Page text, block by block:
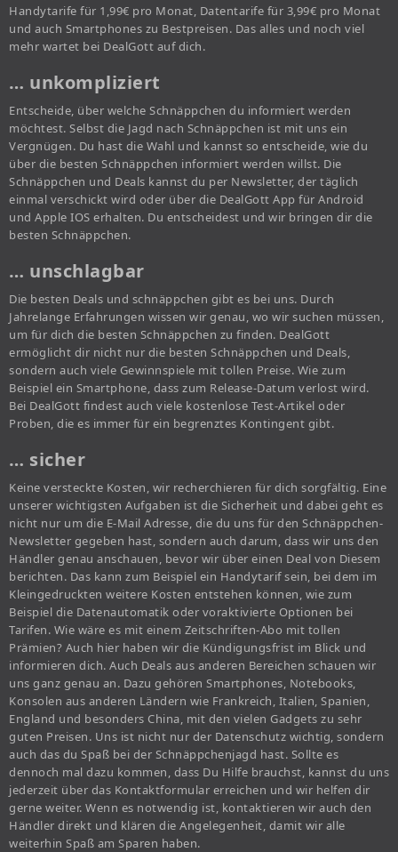
Handytarife für 1,99€ pro Monat, Datentarife für 3,99€ pro Monat
und auch Smartphones zu Bestpreisen. Das alles und noch viel
mehr wartet bei DealGott auf dich.
… unkompliziert
Entscheide, über welche Schnäppchen du informiert werden
möchtest. Selbst die Jagd nach Schnäppchen ist mit uns ein
Vergnügen. Du hast die Wahl und kannst so entscheide, wie du
über die besten Schnäppchen informiert werden willst. Die
Schnäppchen und Deals kannst du per Newsletter, der täglich
einmal verschickt wird oder über die DealGott App für Android
und Apple IOS erhalten. Du entscheidest und wir bringen dir die
besten Schnäppchen.
… unschlagbar
Die besten Deals und schnäppchen gibt es bei uns. Durch
Jahrelange Erfahrungen wissen wir genau, wo wir suchen müssen,
um für dich die besten Schnäppchen zu finden. DealGott
ermöglicht dir nicht nur die besten Schnäppchen und Deals,
sondern auch viele Gewinnspiele mit tollen Preise. Wie zum
Beispiel ein Smartphone, dass zum Release-Datum verlost wird.
Bei DealGott findest auch viele kostenlose Test-Artikel oder
Proben, die es immer für ein begrenztes Kontingent gibt.
… sicher
Keine versteckte Kosten, wir recherchieren für dich sorgfältig. Eine
unserer wichtigsten Aufgaben ist die Sicherheit und dabei geht es
nicht nur um die E-Mail Adresse, die du uns für den Schnäppchen-
Newsletter gegeben hast, sondern auch darum, dass wir uns den
Händler genau anschauen, bevor wir über einen Deal von Diesem
berichten. Das kann zum Beispiel ein Handytarif sein, bei dem im
Kleingedruckten weitere Kosten entstehen können, wie zum
Beispiel die Datenautomatik oder voraktivierte Optionen bei
Tarifen. Wie wäre es mit einem Zeitschriften-Abo mit tollen
Prämien? Auch hier haben wir die Kündigungsfrist im Blick und
informieren dich. Auch Deals aus anderen Bereichen schauen wir
uns ganz genau an. Dazu gehören Smartphones, Notebooks,
Konsolen aus anderen Ländern wie Frankreich, Italien, Spanien,
England und besonders China, mit den vielen Gadgets zu sehr
guten Preisen. Uns ist nicht nur der Datenschutz wichtig, sondern
auch das du Spaß bei der Schnäppchenjagd hast. Sollte es
dennoch mal dazu kommen, dass Du Hilfe brauchst, kannst du uns
jederzeit über das Kontaktformular erreichen und wir helfen dir
gerne weiter. Wenn es notwendig ist, kontaktieren wir auch den
Händler direkt und klären die Angelegenheit, damit wir alle
weiterhin Spaß am Sparen haben.